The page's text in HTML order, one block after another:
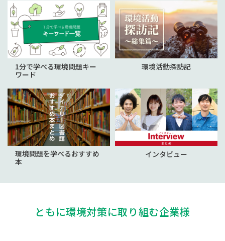
1分で学べる環境問題キー
ワード
環境活動探訪記
環境問題を学べるおすすめ
本
インタビュー
ともに環境対策に取り組む企業様